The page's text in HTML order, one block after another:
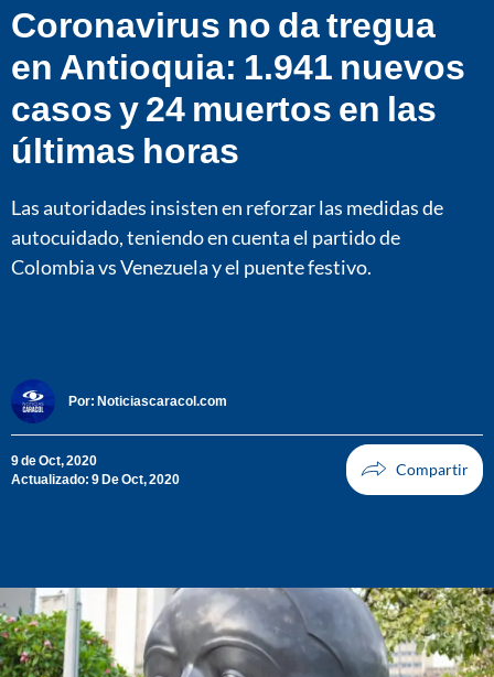
Coronavirus no da tregua
en Antioquia: 1.941 nuevos
casos y 24 muertos en las
últimas horas
Las autoridades insisten en reforzar las medidas de
autocuidado, teniendo en cuenta el partido de
Colombia vs Venezuela y el puente festivo.
Por: Noticiascaracol.com
9 de Oct, 2020
Actualizado: 9 De Oct, 2020